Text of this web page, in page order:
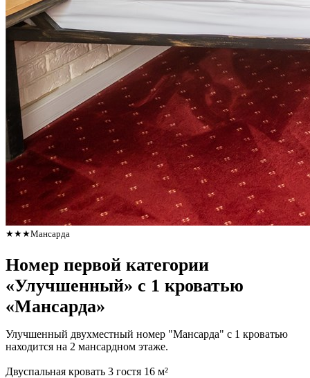
★★★Мансарда
Номер первой категории
«Улучшенный» с 1 кроватью
«Мансарда»
Улучшенный двухместный номер "Мансарда" с 1 кроватью
находится на 2 мансардном этаже.
Двуспальная кровать 3 гостя 16 м²